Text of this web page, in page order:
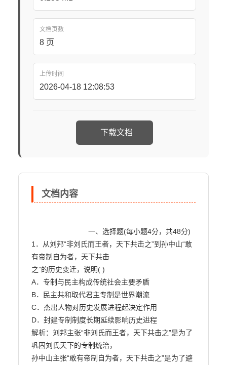
文档页数
8 页
上传时间
2026-04-18 12:08:53
下载文档
文档内容
1．从刘邦“非刘氏而王者，天下共击之”到孙中山“敢
有帝制自为者，天下共击
之”的历史变迁，说明( )
A．专制与民主构成传统社会主要矛盾
B．民主共和取代君主专制是世界潮流
C．杰出人物对历史发展进程起决定作用
D．封建专制制度长期延续影响历史进程
解析：刘邦主张“非刘氏而王者，天下共击之”是为了
巩固刘氏天下的专制统治，
孙中山主张“敢有帝制自为者，天下共击之”是为了避